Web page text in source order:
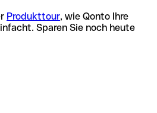
Produkttour, wie Qonto Ihre
Sparen Sie noch heute